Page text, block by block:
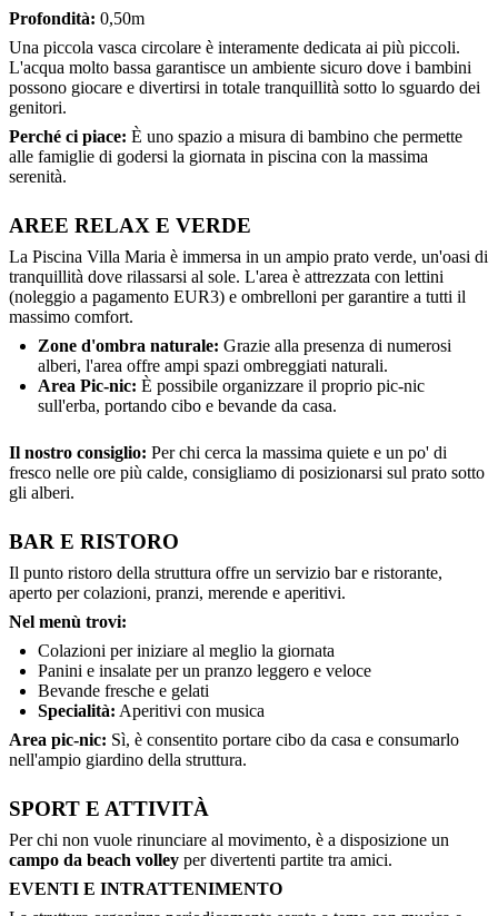
Profondità: 0,50m
Una piccola vasca circolare è interamente dedicata ai più piccoli.
L'acqua molto bassa garantisce un ambiente sicuro dove i bambini
possono giocare e divertirsi in totale tranquillità sotto lo sguardo dei
genitori.
Perché ci piace: È uno spazio a misura di bambino che permette
alle famiglie di godersi la giornata in piscina con la massima
serenità.
AREE RELAX E VERDE
La Piscina Villa Maria è immersa in un ampio prato verde, un'oasi di
tranquillità dove rilassarsi al sole. L'area è attrezzata con lettini
(noleggio a pagamento EUR3) e ombrelloni per garantire a tutti il
massimo comfort.
Zone d'ombra naturale: Grazie alla presenza di numerosi
alberi, l'area offre ampi spazi ombreggiati naturali.
Area Pic-nic: È possibile organizzare il proprio pic-nic
sull'erba, portando cibo e bevande da casa.
Il nostro consiglio: Per chi cerca la massima quiete e un po' di
fresco nelle ore più calde, consigliamo di posizionarsi sul prato sotto
gli alberi.
BAR E RISTORO
Il punto ristoro della struttura offre un servizio bar e ristorante,
aperto per colazioni, pranzi, merende e aperitivi.
Nel menù trovi:
Colazioni per iniziare al meglio la giornata
Panini e insalate per un pranzo leggero e veloce
Bevande fresche e gelati
Specialità: Aperitivi con musica
Area pic-nic: Sì, è consentito portare cibo da casa e consumarlo
nell'ampio giardino della struttura.
SPORT E ATTIVITÀ
Per chi non vuole rinunciare al movimento, è a disposizione un
campo da beach volley per divertenti partite tra amici.
EVENTI E INTRATTENIMENTO